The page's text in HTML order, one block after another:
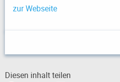
zur Webseite
Diesen inhalt teilen